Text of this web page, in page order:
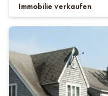
Immobilie verkaufen